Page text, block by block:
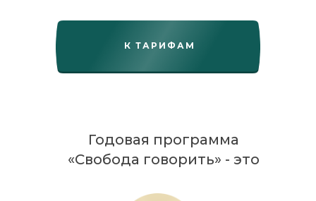
К ТАРИФАМ
Годовая программа
«Свобода говорить» - это